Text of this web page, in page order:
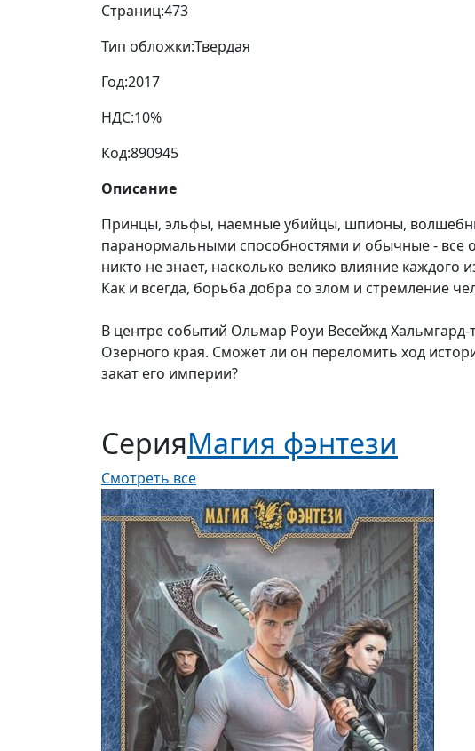
Страниц:473
Тип обложки:Твердая
Год:2017
НДС:10%
Код:890945
Описание
Принцы, эльфы, наемные убийцы, шпионы,
паранормальными способностями и обычные - все
никто не знает, насколько велико влияние
Как и всегда, борьба добра со злом и стремление
В центре событий Ольмар Роуи Весейжд Хальмгард-
Озерного края. Сможет ли он переломить ход
закат его империи?
СерияМагия фэнтези
Смотреть все